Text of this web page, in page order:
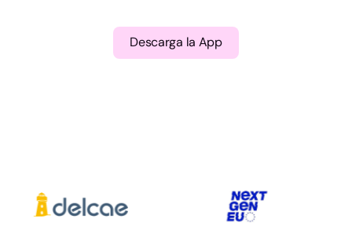
Descarga la App